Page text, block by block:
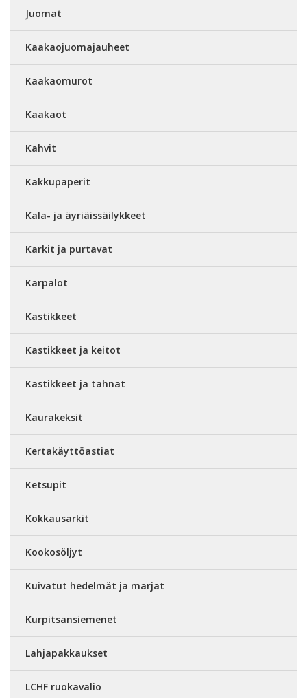
Juomat
Kaakaojuomajauheet
Kaakaomurot
Kaakaot
Kahvit
Kakkupaperit
Kala- ja äyriäissäilykkeet
Karkit ja purtavat
Karpalot
Kastikkeet
Kastikkeet ja keitot
Kastikkeet ja tahnat
Kaurakeksit
Kertakäyttöastiat
Ketsupit
Kokkausarkit
Kookosöljyt
Kuivatut hedelmät ja marjat
Kurpitsansiemenet
Lahjapakkaukset
LCHF ruokavalio